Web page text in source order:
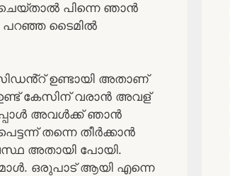
പിന്നെ ഞാൻ
പറഞ്ഞ ടൈമിൽ
ഉണ്ടായി അതാണ്
കേസിന് വരാൻ അവള്
അവൾക്ക് ഞാൻ
തന്നെ തീർക്കാൻ
അതായി പോയി.
ഒരുപാട് ആയി എന്നെ